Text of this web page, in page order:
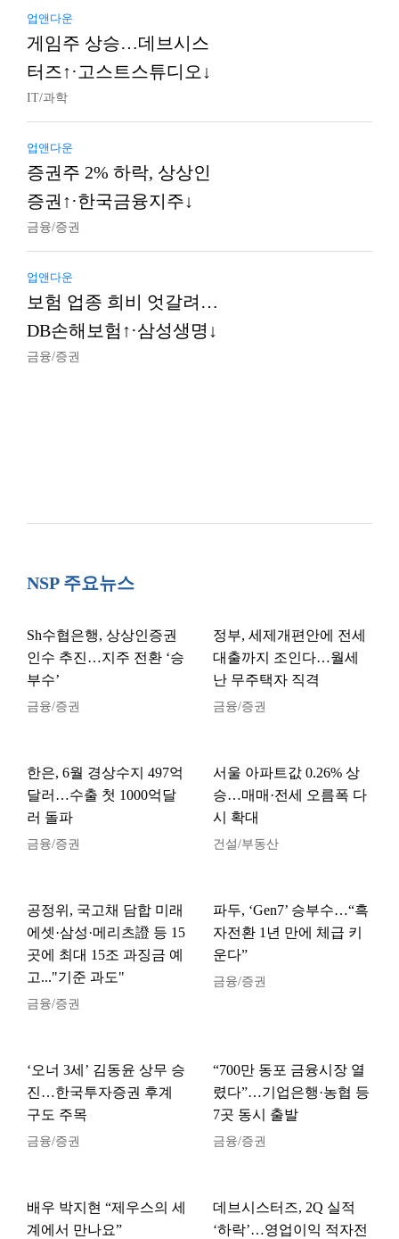
업앤다운
게임주 상승…데브시스
터즈↑·고스트스튜디오↓
IT/과학
업앤다운
증권주 2% 하락, 상상인
증권↑·한국금융지주↓
금융/증권
업앤다운
보험 업종 희비 엇갈려…
DB손해보험↑·삼성생명↓
금융/증권
NSP 주요뉴스
Sh수협은행, 상상인증권
인수 추진…지주 전환 ‘승
부수’
금융/증권
정부, 세제개편안에 전세
대출까지 조인다…월세
난 무주택자 직격
금융/증권
한은, 6월 경상수지 497억
달러…수출 첫 1000억달
러 돌파
금융/증권
서울 아파트값 0.26% 상
승…매매·전세 오름폭 다
시 확대
건설/부동산
공정위, 국고채 담합 미래
에셋·삼성·메리츠證 등 15
곳에 최대 15조 과징금 예
고..."기준 과도"
금융/증권
파두, ‘Gen7’ 승부수…“흑
자전환 1년 만에 체급 키
운다”
금융/증권
‘오너 3세’ 김동윤 상무 승
진…한국투자증권 후계
구도 주목
금융/증권
“700만 동포 금융시장 열
렸다”…기업은행·농협 등
7곳 동시 출발
금융/증권
배우 박지현 “제우스의 세
계에서 만나요”
데브시스터즈, 2Q 실적
‘하락’…영업이익 적자전